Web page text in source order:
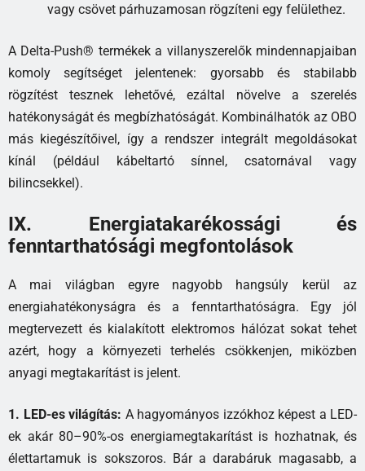
vagy csövet párhuzamosan rögzíteni egy felülethez.
A Delta-Push® termékek a villanyszerelők mindennapjaiban
komoly segítséget jelentenek: gyorsabb és stabilabb
rögzítést tesznek lehetővé, ezáltal növelve a szerelés
hatékonyságát és megbízhatóságát. Kombinálhatók az OBO
más kiegészítőivel, így a rendszer integrált megoldásokat
kínál (például kábeltartó sínnel, csatornával vagy
bilincsekkel).
IX. Energiatakarékossági és
fenntarthatósági megfontolások
A mai világban egyre nagyobb hangsúly kerül az
energiahatékonyságra és a fenntarthatóságra. Egy jól
megtervezett és kialakított elektromos hálózat sokat tehet
azért, hogy a környezeti terhelés csökkenjen, miközben
anyagi megtakarítást is jelent.
1. LED-es világítás: A hagyományos izzókhoz képest a LED-
ek akár 80–90%-os energiamegtakarítást is hozhatnak, és
élettartamuk is sokszoros. Bár a darabáruk magasabb, a